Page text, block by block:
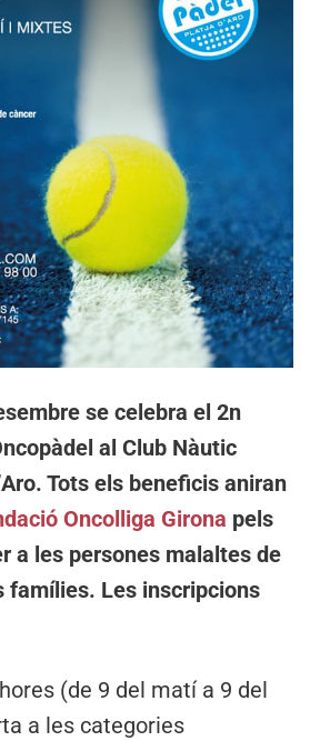
se celebra el 2n
al Club Nàutic
Tots els beneficis aniran
Oncolliga Girona pels
a les persones malaltes de
famílies. Les inscripcions
(de 9 del matí a 9 del
a les categories